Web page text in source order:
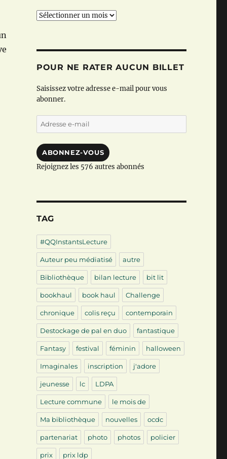
Archives
POUR NE RATER AUCUN BILLET
Saisissez votre adresse e-mail pour vous
abonner.
Adresse
e-
ABONNEZ-VOUS
Rejoignez les 576 autres abonnés
TAG
#QQInstantsLecture
Auteur peu médiatisé autre
Bibliothèque bilan lecture bit lit
bookhaul book haul Challenge
chronique colis reçu contemporain
Destockage de pal en duo fantastique
Fantasy festival féminin halloween
Imaginales inscription j'adore
jeunesse lc LDPA
Lecture commune le mois de
Ma bibliothèque nouvelles ocdc
partenariat photo photos policier
prix prix ldp